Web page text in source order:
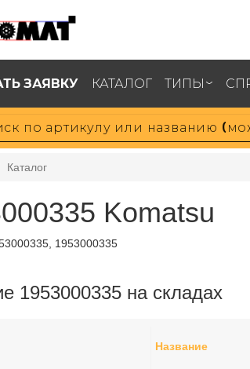
ЗАЯВКУ КАТАЛОГ ТИПЫ
Каталог
Komatsu
1953000335
1953000335 на складах
Название